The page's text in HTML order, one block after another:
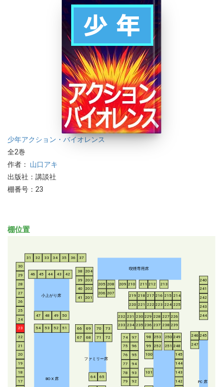
少年アクション・バイオレンス
全2巻
作者： 山口アキ
出版社：講談社
棚番号：23
棚位置
小上がり席
BO X 席
ファミリー席
喫煙専用席
PC 席
17
18
19
20
21
22
23
24
25
26
27
28
29
30
31 32 33 34 35 36 37
38
39
40
41
42
43
44
45
46
47 48 49 50
51
52
53
54
64 65
66
67
68
69
70
71
72
73
74
75
76
77
78
79
92
93
94
95
96
97
98
99
100
101
142
143
144
145
201
202
203
204
205
206 207
208 209 210 211 212 213
214
215
216
217
218
219
220 221 222 223 224 225
226
227
228
229
230
231
232
233 234 235 236 237 238 239
240
241
242
243
244
245
246
247
248
249
250
251
252
253